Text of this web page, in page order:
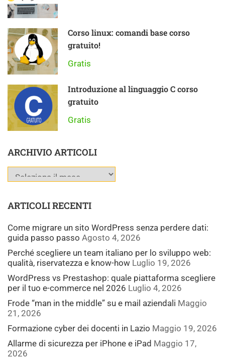
Corso linux: comandi base corso
gratuito!
Gratis
Introduzione al linguaggio C corso
gratuito
Gratis
ARCHIVIO ARTICOLI
ARTICOLI RECENTI
Come migrare un sito WordPress senza perdere dati:
guida passo passo Agosto 4, 2026
Perché scegliere un team italiano per lo sviluppo web:
qualità, riservatezza e know-how Luglio 19, 2026
WordPress vs Prestashop: quale piattaforma scegliere
per il tuo e-commerce nel 2026 Luglio 4, 2026
Frode “man in the middle” su e mail aziendali Maggio
21, 2026
Formazione cyber dei docenti in Lazio Maggio 19, 2026
Allarme di sicurezza per iPhone e iPad Maggio 17,
2026